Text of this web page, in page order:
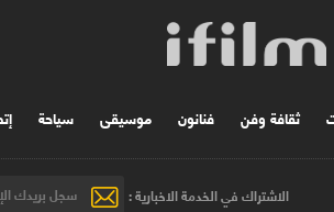
ثقافة وفن فنانون موسیقی سياحة
الاشتراك في الخدمة الاخبارية :